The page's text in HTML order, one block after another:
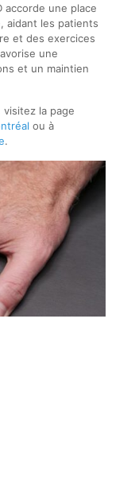
accorde une place
aidant les patients
et des exercices
une
et un maintien
la page
ou à
.